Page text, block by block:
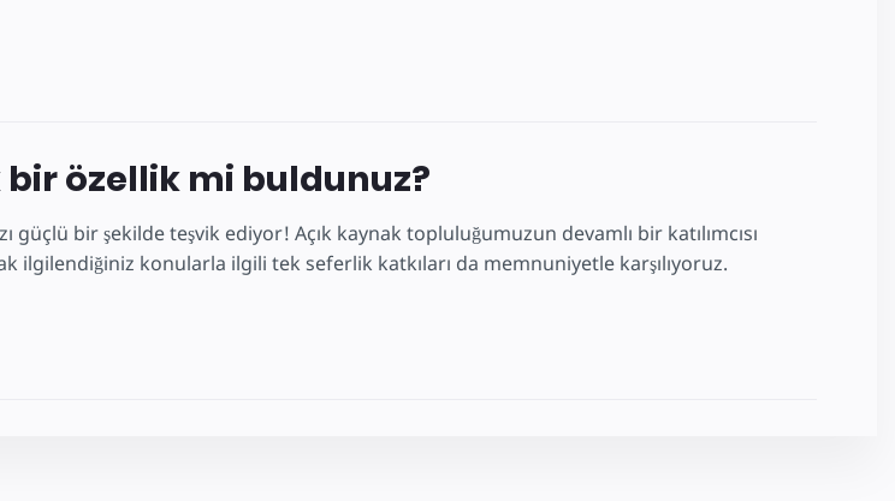
özellik mi buldunuz?
güçlü bir şekilde teşvik ediyor! Açık kaynak topluluğumuzun devamlı bir katılımcısı
ilgilendiğiniz konularla ilgili tek seferlik katkıları da memnuniyetle karşılıyoruz.